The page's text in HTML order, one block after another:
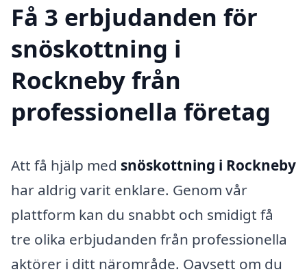
Få 3 erbjudanden för
snöskottning i
Rockneby från
professionella företag
Att få hjälp med snöskottning i Rockneby
har aldrig varit enklare. Genom vår
plattform kan du snabbt och smidigt få
tre olika erbjudanden från professionella
aktörer i ditt närområde. Oavsett om du